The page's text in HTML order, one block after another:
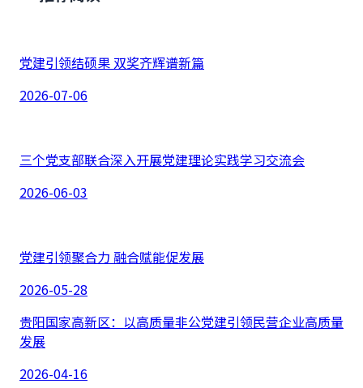
党建引领结硕果 双奖齐辉谱新篇
2026-07-06
三个党支部联合深入开展党建理论实践学习交流会
2026-06-03
党建引领聚合力 融合赋能促发展
2026-05-28
贵阳国家高新区：以高质量非公党建引领民营企业高质量
发展
2026-04-16